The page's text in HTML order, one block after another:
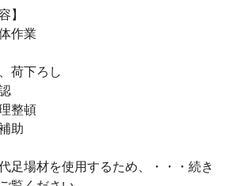
】
作業
荷下ろし
整頓
助
足場材を使用するため、・・・続き